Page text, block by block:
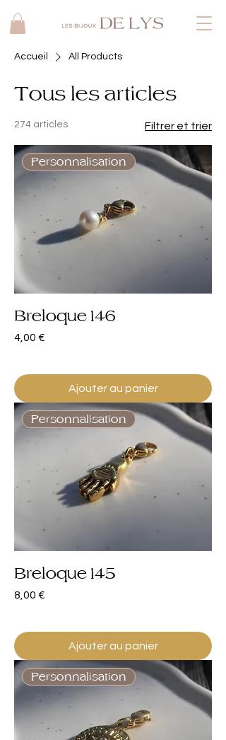
Accueil All Products
Tous les articles
274 articles Filtrer et trier
Personnalisation
Breloque 146
Prix
4,00 €
Ajouter au panier
Personnalisation
Breloque 145
Prix
8,00 €
Ajouter au panier
Personnalisation